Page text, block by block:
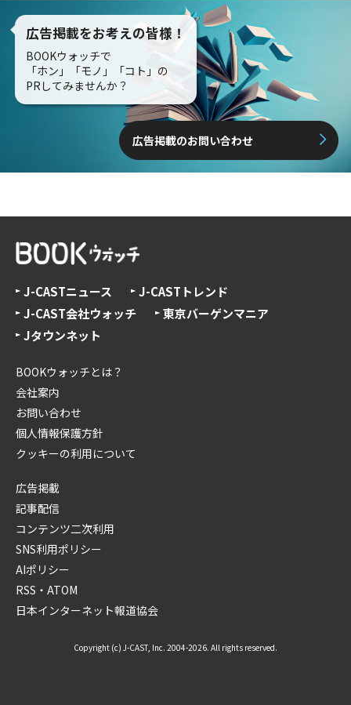
広告掲載をお考えの皆様！
BOOKウォッチで
「ホン」「モノ」「コト」の
PRしてみませんか？
広告掲載のお問い合わせ
J-CASTニュース
J-CASTトレンド
J-CAST会社ウォッチ
東京バーゲンマニア
Jタウンネット
BOOKウォッチとは？
会社案内
お問い合わせ
個人情報保護方針
クッキーの利用について
広告掲載
記事配信
コンテンツ二次利用
SNS利用ポリシー
AIポリシー
RSS・ATOM
日本インターネット報道協会
Copyright (c) J-CAST, Inc. 2004-2026. All rights reserved.